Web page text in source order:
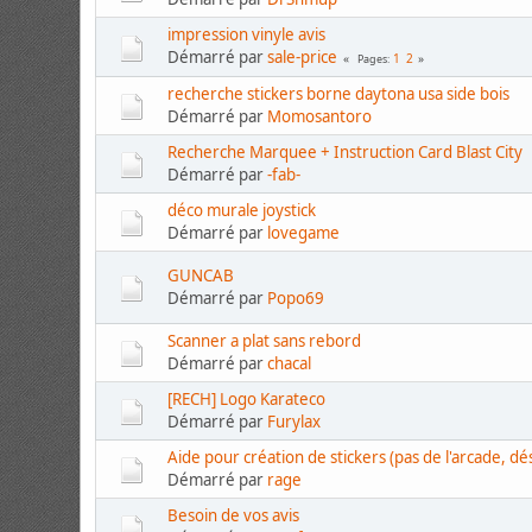
impression vinyle avis
Démarré parsale-price Pages 1 2
recherche stickers borne daytona usa side bois
Démarré par Momosantoro
Recherche Marquee + Instruction Card Blast City
Démarré par-fab-
déco murale joystick
Démarré par lovegame
GUNCAB
Démarré par Popo69
Scanner a plat sans rebord
Démarré parchacal
[RECH] Logo Karateco
Démarré par Furylax
Aide pour création de stickers (pas de l'arcade,
Démarré par rage
Besoin de vos avis